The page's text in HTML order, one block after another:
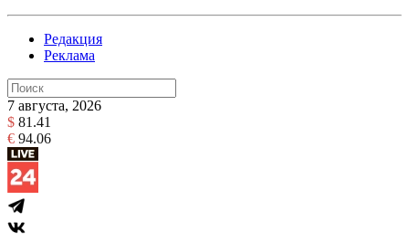
Редакция
Реклама
7 августа, 2026
$ 81.41
€ 94.06